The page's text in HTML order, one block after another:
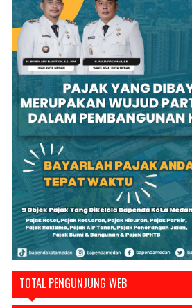
TOTAL PENGUNJUNG WEB